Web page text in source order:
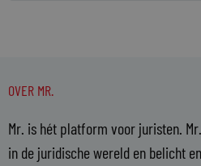
OVER MR.
Mr. is hét platform voor juristen.
in de juridische wereld en belicht